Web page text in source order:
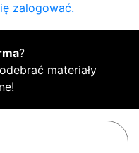
zalogować.
?
materiały